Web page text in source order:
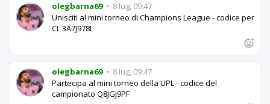
olegbarna69 • 8 lug, 09:47
Unisciti al mini torneo di Champions League - codice per
CL 3A7J978L
olegbarna69 • 8 lug, 09:47
Partecipa al mini torneo della UPL - codice del
campionato Q8JGJ9PF